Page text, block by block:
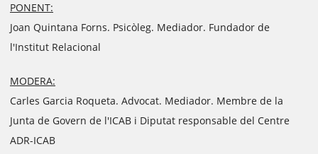
PONENT:
Joan Quintana Forns. Psicòleg. Mediador. Fundador de
l'Institut Relacional
MODERA:
Carles Garcia Roqueta. Advocat. Mediador. Membre de la
Junta de Govern de l'ICAB i Diputat responsable del Centre
ADR-ICAB